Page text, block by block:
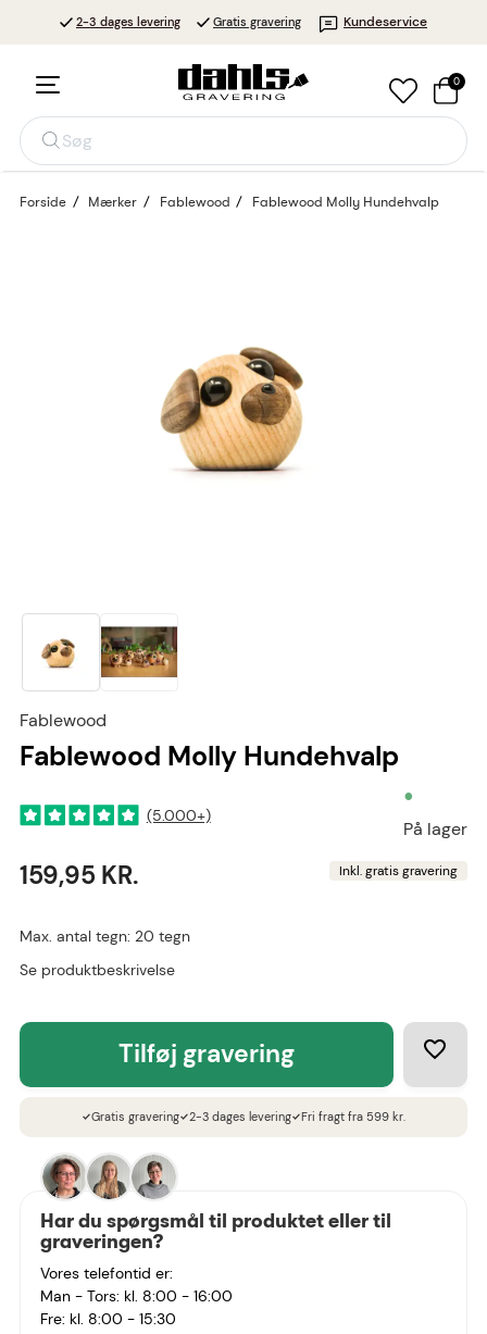
2-3 dages levering Gratis gravering Kundeservice
Søg
0
Forside Mærker Fablewood Fablewood Molly Hundehvalp
Fablewood
Fablewood Molly Hundehvalp
(5.000+)
•
På lager
159,95 KR. Inkl. gratis gravering
Max. antal tegn: 20 tegn
Se produktbeskrivelse
tilføj gravering
checkGratis graveringcheck2-3 dages leveringcheckFri fragt fra 599 kr.
Har du spørgsmål til produktet eller til
graveringen?
Vores telefontid er:
Man - Tors: kl. 8:00 - 16:00
Fre: kl. 8:00 - 15:30